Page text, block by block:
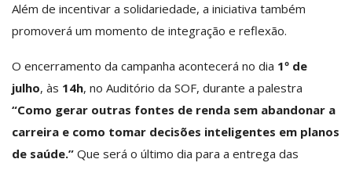
Além de incentivar a solidariedade, a iniciativa também
promoverá um momento de integração e reflexão.
O encerramento da campanha acontecerá no dia 1º de
julho, às 14h, no Auditório da SOF, durante a palestra
“Como gerar outras fontes de renda sem abandonar a
carreira e como tomar decisões inteligentes em planos
de saúde.” Que será o último dia para a entrega das